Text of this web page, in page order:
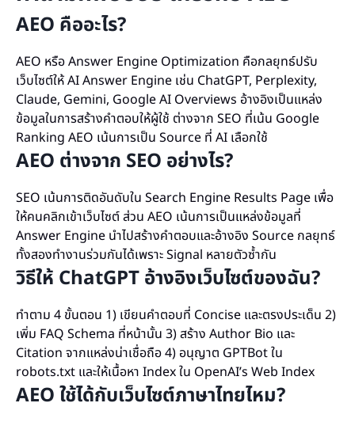
AEO คืออะไร?
AEO หรือ Answer Engine Optimization คือกลยุทธ์ปรับ
เว็บไซต์ให้ AI Answer Engine เช่น ChatGPT, Perplexity,
Claude, Gemini, Google AI Overviews อ้างอิงเป็นแหล่ง
ข้อมูลในการสร้างคำตอบให้ผู้ใช้ ต่างจาก SEO ที่เน้น Google
Ranking AEO เน้นการเป็น Source ที่ AI เลือกใช้
AEO ต่างจาก SEO อย่างไร?
SEO เน้นการติดอันดับใน Search Engine Results Page เพื่อ
ให้คนคลิกเข้าเว็บไซต์ ส่วน AEO เน้นการเป็นแหล่งข้อมูลที่
Answer Engine นำไปสร้างคำตอบและอ้างอิง Source กลยุทธ์
ทั้งสองทำงานร่วมกันได้เพราะ Signal หลายตัวซ้ำกัน
วิธีให้ ChatGPT อ้างอิงเว็บไซต์ของฉัน?
ทำตาม 4 ขั้นตอน 1) เขียนคำตอบที่ Concise และตรงประเด็น 2)
เพิ่ม FAQ Schema ที่หน้านั้น 3) สร้าง Author Bio และ
Citation จากแหล่งน่าเชื่อถือ 4) อนุญาต GPTBot ใน
robots.txt และให้เนื้อหา Index ใน OpenAI’s Web Index
AEO ใช้ได้กับเว็บไซต์ภาษาไทยไหม?